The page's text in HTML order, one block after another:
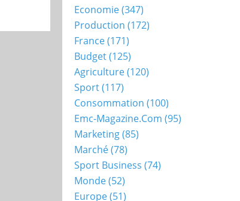
Economie(347)
Production (172)
France(171)
Budget(125)
Agriculture(120)
Sport(117)
Consommation (100)
Emc-Magazine.com (95)
Marketing(85)
Marché(78)
Sport Business (74)
Monde(52)
Europe(51)